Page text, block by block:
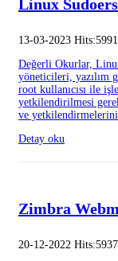
Linux
13-03-2023 Hits:5991
Değerli Okurlar,
yöneticileri, yazılım
root kullanıcısı ile
yetkilendirilmesi
ve yetkilendirmelerini
Detay oku
Zimbra
20-12-2022 Hits:5937